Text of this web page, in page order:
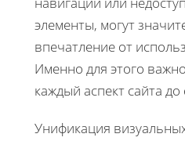
элементы, могут
впечатление от
Именно для этого
каждый аспект сайта
Унификация